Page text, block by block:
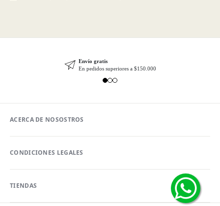
Envío gratis
En pedidos superiores a $150.000
ACERCA DE NOSOSTROS
CONDICIONES LEGALES
TIENDAS